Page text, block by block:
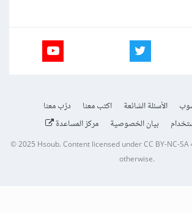
الأسئلة الشائعة اكتب معنا
درّب معنا
بيان الخصوصية مركز المساعدة
© 2025 Hsoub.Content licensed underCC BY-NC-SA
otherwise.